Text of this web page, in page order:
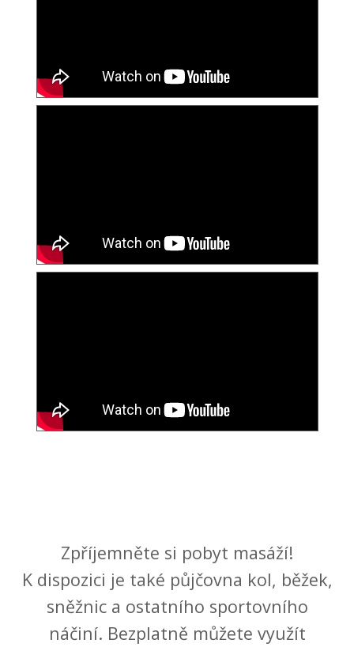
Zpříjemněte si pobyt masáží!
K dispozici je také půjčovna kol, běžek,
sněžnic a ostatního sportovního
náčiní. Bezplatně můžete využít